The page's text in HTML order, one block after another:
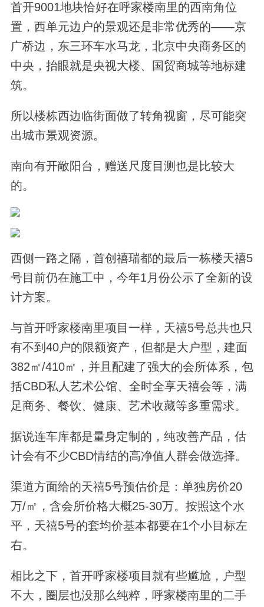
首开9001地块恰好在呼家楼南里的西南角位
置，西单元边户的景观还是非常优秀的——京
广桥边，东三环车水马龙，北京中央商务区的
中央，抬眼就是央视大楼、国贸商城等地标建
筑。
所以楼栋西边临街面做了转角视窗，尽可能突
出城市景观资源。
南向有开敞阳台，赠送尺度目测也是比较大
的。
西侧一路之隔，首创禧瑞都的最后一栋楼天禧5
号目前仍在施工中，今年1月份公示了全新的设
计方案。
与首开呼家楼南里项目一样，天禧5号总共也只
有不到40户的限额资产，但都是大户型，建面
382㎡/410㎡，并且配建了强大的会所体系，包
括CBD私人艺术公馆、全时全享天禧会等，满
足商务、餐饮、健康、艺术收藏等多重需求。
据说连车库都是量身定制的，纯改善产品，估
计会有不少CBD情结的高净值人群会做选择。
渠道方面给的天禧5号预估价是：单独房价20
万/㎡，含会所价格大概25-30万。按照这个水
平，天禧5号的套均价基本都要在1个小目标左
右。
相比之下，首开呼家楼项目就有些尴尬，户型
不大，圈层也没那么纯粹，呼家楼南里的二手